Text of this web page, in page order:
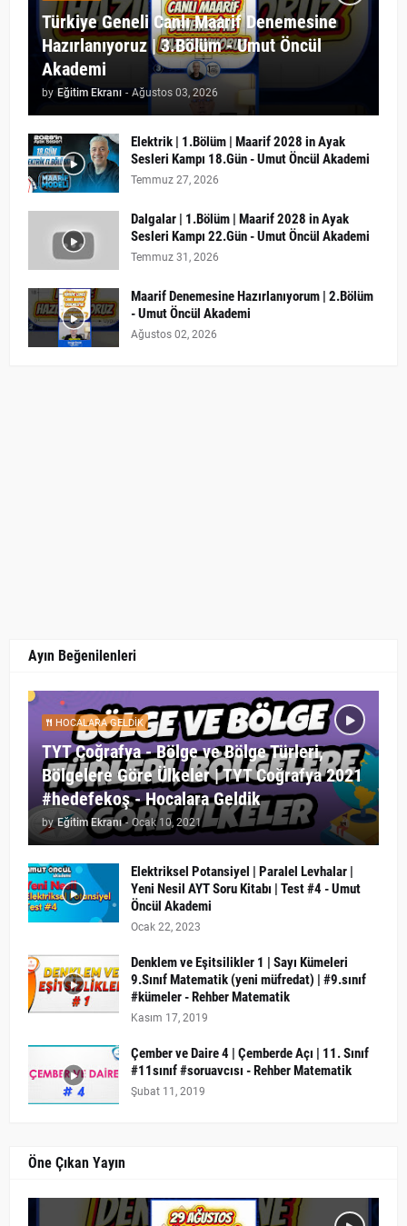
Türkiye Geneli Canlı Maarif Denemesine
Hazırlanıyoruz | 3.Bölüm - Umut Öncül
Akademi
by Eğitim Ekranı - Ağustos 03, 2026
Elektrik | 1.Bölüm | Maarif 2028 in Ayak
Sesleri Kampı 18.Gün - Umut Öncül Akademi
Temmuz 27, 2026
Dalgalar | 1.Bölüm | Maarif 2028 in Ayak
Sesleri Kampı 22.Gün - Umut Öncül Akademi
Temmuz 31, 2026
Maarif Denemesine Hazırlanıyorum | 2.Bölüm
- Umut Öncül Akademi
Ağustos 02, 2026
Ayın Beğenilenleri
HOCALARA GELDIK
TYT Coğrafya - Bölge ve Bölge Türleri,
Bölgelere Göre Ülkeler | TYT Coğrafya 2021
#hedefekoş - Hocalara Geldik
by Eğitim Ekranı - Ocak 10, 2021
Elektriksel Potansiyel | Paralel Levhalar |
Yeni Nesil AYT Soru Kitabı | Test #4 - Umut
Öncül Akademi
Ocak 22, 2023
Denklem ve Eşitsilikler 1 | Sayı Kümeleri
9.Sınıf Matematik (yeni müfredat) | #9.sınıf
#kümeler - Rehber Matematik
Kasım 17, 2019
Çember ve Daire 4 | Çemberde Açı | 11. Sınıf
#11sınıf #soruavcısı - Rehber Matematik
Şubat 11, 2019
Öne Çıkan Yayın